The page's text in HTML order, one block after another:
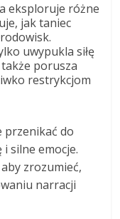
eksploruje różne
jak taniec
uwypukla siłę
porusza
restrykcjom
przenikać do
i silne emocje.
zrozumieć,
narracji